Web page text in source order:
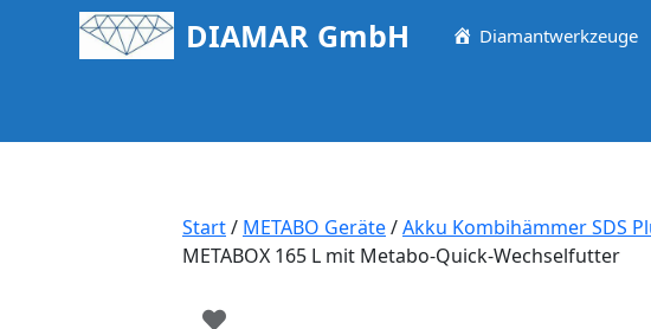
DIAMAR GmbH Diamantwerkzeuge
Start/ METABO Geräte/Akku Kombihämmer SDS
METABOX 165 L mit Metabo-Quick-Wechselfutter